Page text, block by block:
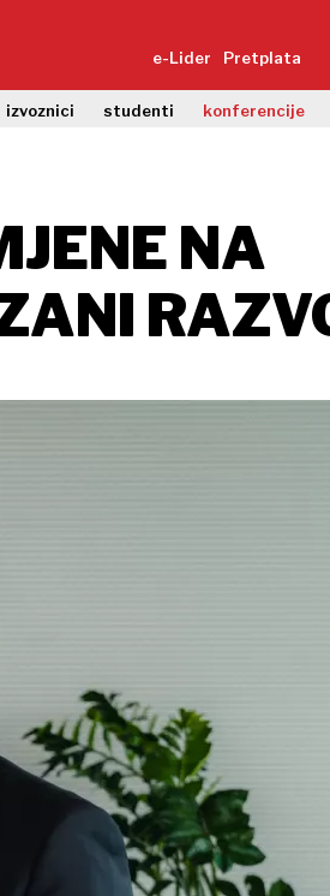
e-Lider Pretplata
izvoznici studenti konferencije
NA